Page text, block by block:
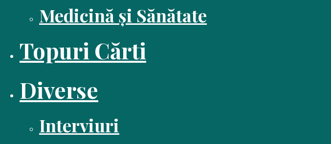
Medicină și Sănătate
Topuri Cărti
Diverse
Interviuri